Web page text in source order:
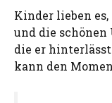
Kinder lieben
und die schönen
die er
kann den